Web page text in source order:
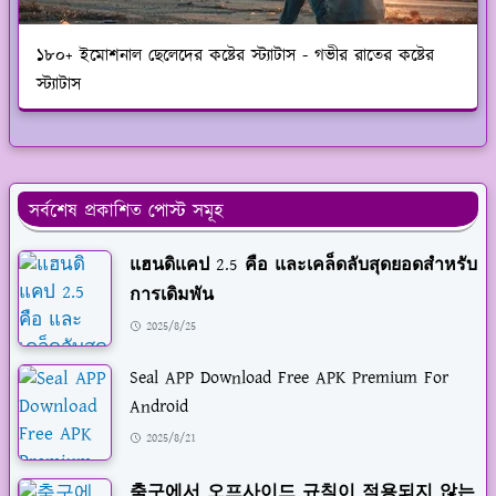
১৮০+ ইমোশনাল ছেলেদের কষ্টের স্ট্যাটাস - গভীর রাতের কষ্টের
স্ট্যাটাস
সর্বশেষ প্রকাশিত পোস্ট সমূহ
แฮนดิแคป 2.5 คือ และเคล็ดลับสุดยอดสำหรับ
การเดิมพัน
2025/8/25
Seal APP Download Free APK Premium For
Android
2025/8/21